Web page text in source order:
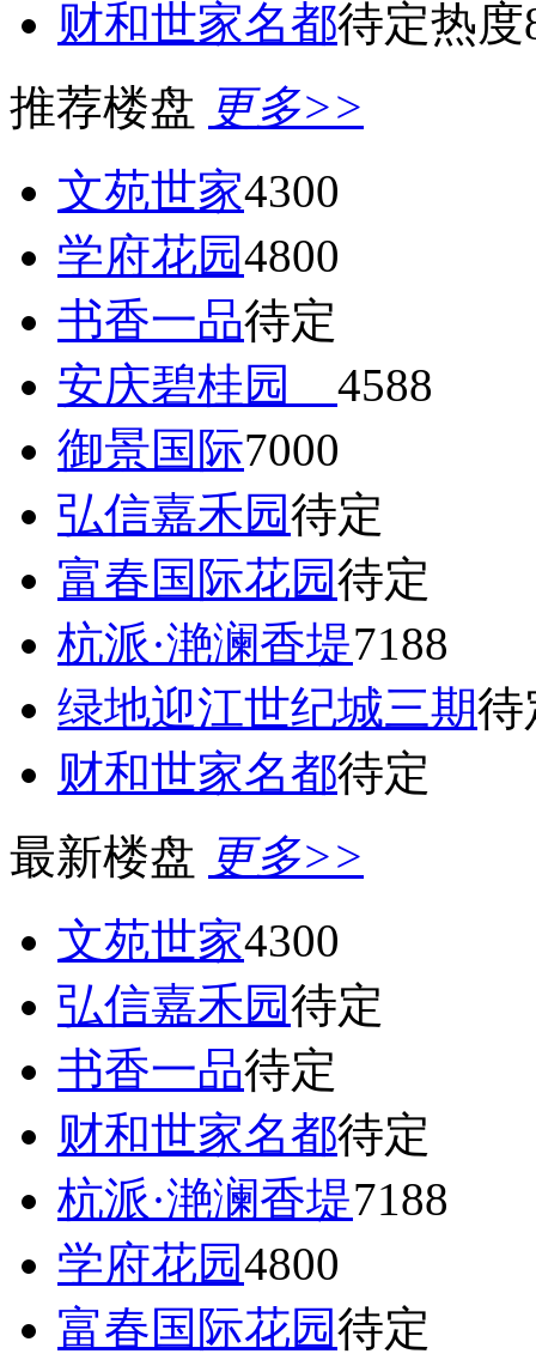
财和世家名都待定热度
推荐楼盘 更多>>
文苑世家4300
学府花园4800
书香一品待定
安庆碧桂园 4588
御景国际7000
弘信嘉禾园待定
富春国际花园待定
杭派·滟澜香堤7188
绿地迎江世纪城三期待
财和世家名都待定
最新楼盘 更多>>
文苑世家4300
弘信嘉禾园待定
书香一品待定
财和世家名都待定
杭派·滟澜香堤7188
学府花园4800
富春国际花园待定